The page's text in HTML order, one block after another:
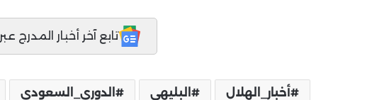
تابع آخر أخبار المدرج عبر Google News
أخبار_الهلال البليهي الدوري_السعودي